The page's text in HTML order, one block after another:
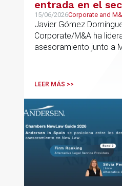
entrada en el
medioambiental
adquisición de la
vasca
Mendiola
15/06/2026Corporate and
Javier Gómez
Corporate/M&A ha
asesoramiento junto a
LEER MÁS >>